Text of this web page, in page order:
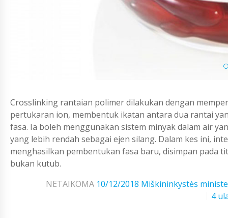
Crosslinking rantaian polimer dilakukan dengan
pertukaran ion, membentuk ikatan antara dua rantai
fasa. Ia boleh menggunakan sistem minyak dalam air
yang lebih rendah sebagai ejen silang. Dalam kes ini,
menghasilkan pembentukan fasa baru, disimpan pada
bukan kutub.
NETAIKOMA 10/12/2018 Miškininkystės
4